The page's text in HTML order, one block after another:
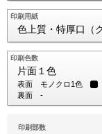
印刷用紙
色上質・特厚口（
印刷色数
片面１色
表面
モノクロ1色
裏面
-
印刷部数